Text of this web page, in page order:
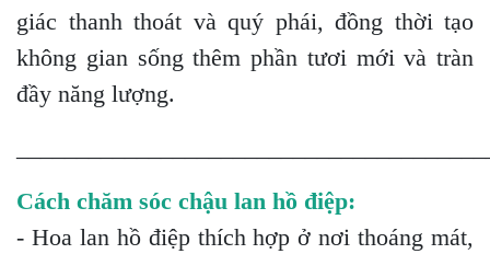
giác thanh thoát và quý phái, đồng thời tạo
không gian sống thêm phần tươi mới và tràn
đầy năng lượng.
Cách chăm sóc chậu lan hồ điệp:
- Hoa lan hồ điệp thích hợp ở nơi thoáng mát,